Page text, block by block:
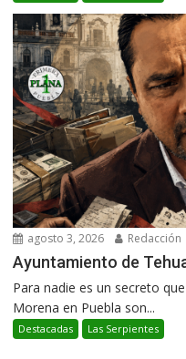
agosto 3, 2026 Redacción
Ayuntamiento de
Para nadie es un secreto
Morena en Puebla son...
Destacadas Las Serpientes